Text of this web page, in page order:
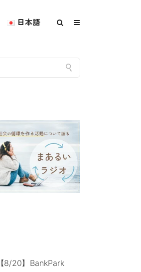
日本語
【8/20】BankPark